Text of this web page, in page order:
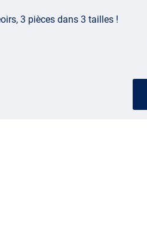
3 pièces dans 3 tailles !